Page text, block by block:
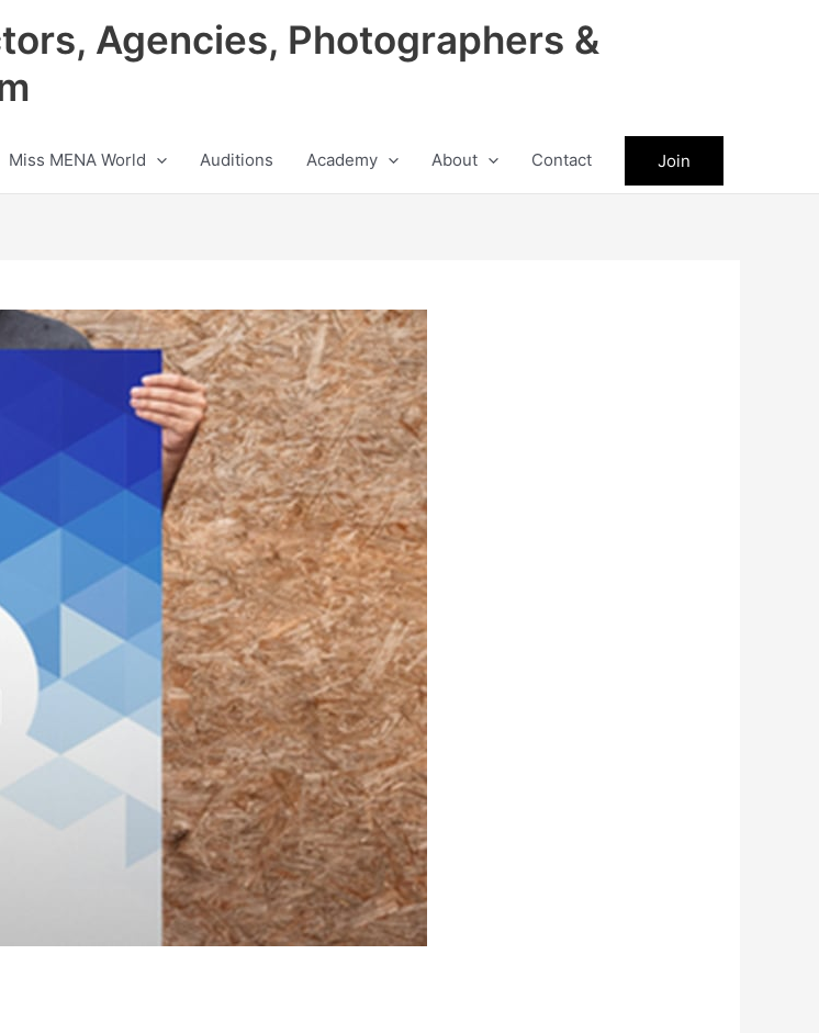
Agencies, Photographers &
Miss MENA World Auditions Academy About Contact Join